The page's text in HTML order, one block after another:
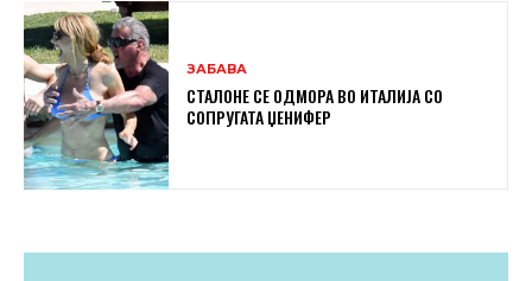
ЗАБАВА
СТАЛОНЕ СЕ ОДМОРА ВО ИТАЛИЈА СО
СОПРУГАТА ЏЕНИФЕР